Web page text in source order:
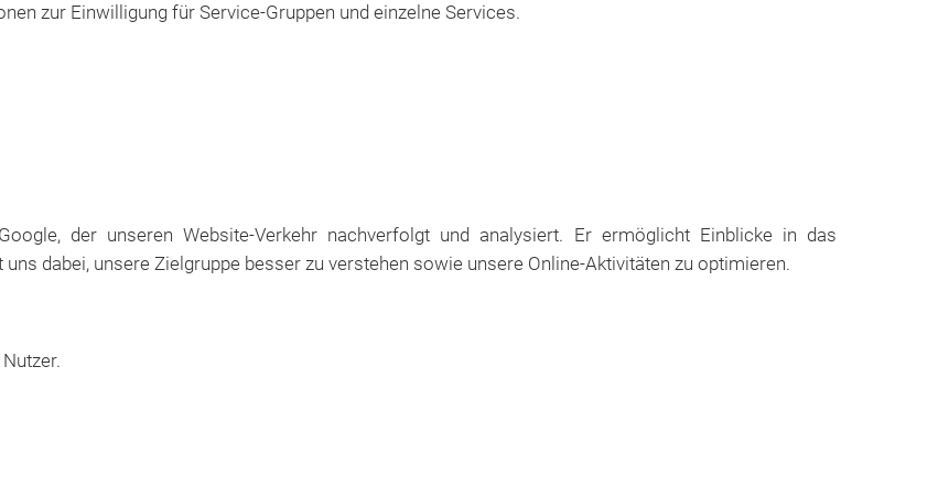
zur Einwilligung für Service-Gruppen und einzelne Services.
der unseren Website-Verkehr nachverfolgt und analysiert. Er ermöglicht Einblicke in das
dabei, unsere Zielgruppe besser zu verstehen sowie unsere Online-Aktivitäten zu optimieren.